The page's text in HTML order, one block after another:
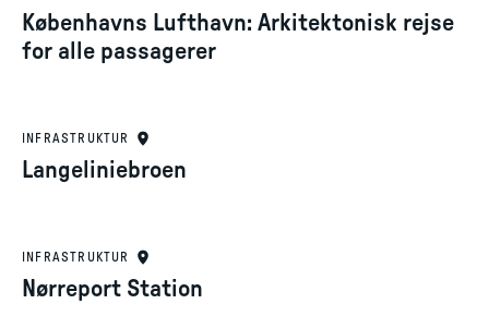
Københavns Lufthavn: Arkitektonisk rejse
for alle passagerer
INFRASTRUKTUR
Langeliniebroen
INFRASTRUKTUR
Nørreport Station